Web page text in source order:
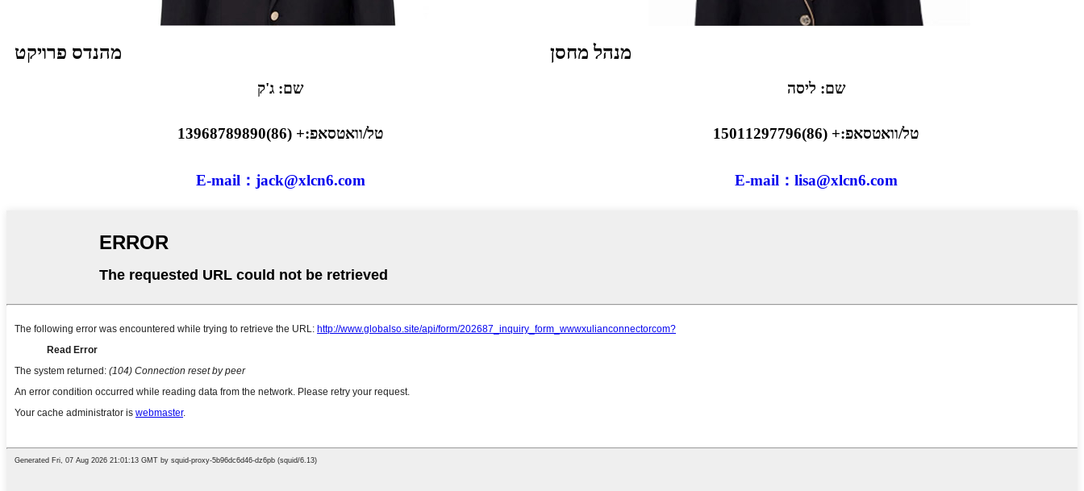
מהנדס פרויקט
שם: ג'ק
טל/וואטסאפ:+ (86)13968789890
E-mail：jack@xlcn6.com
מנהל מחסן
שם: ליסה
טל/וואטסאפ:+ (86)15011297796
E-mail：lisa@xlcn6.com